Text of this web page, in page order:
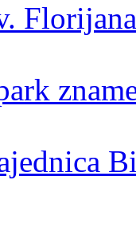
Florijana